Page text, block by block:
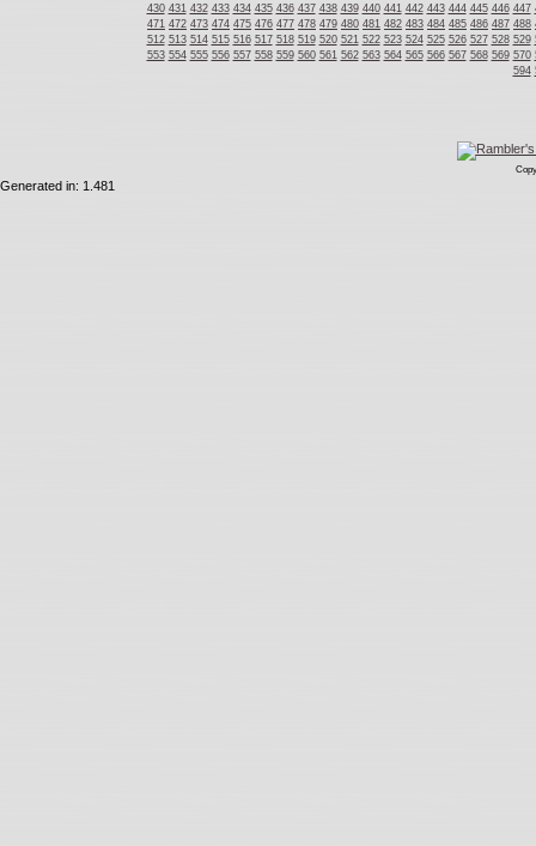
430 431 432 433 434 435 436 437 438 439 440 441 442 443 444 445 446 447
471 472 473 474 475 476 477 478 479 480 481 482 483 484 485 486 487 488
512 513 514 515 516 517 518 519 520 521 522 523 524 525 526 527 528 529
553 554 555 556 557 558 559 560 561 562 563 564 565 566 567 568 569 570
594
Generated in: 1.481